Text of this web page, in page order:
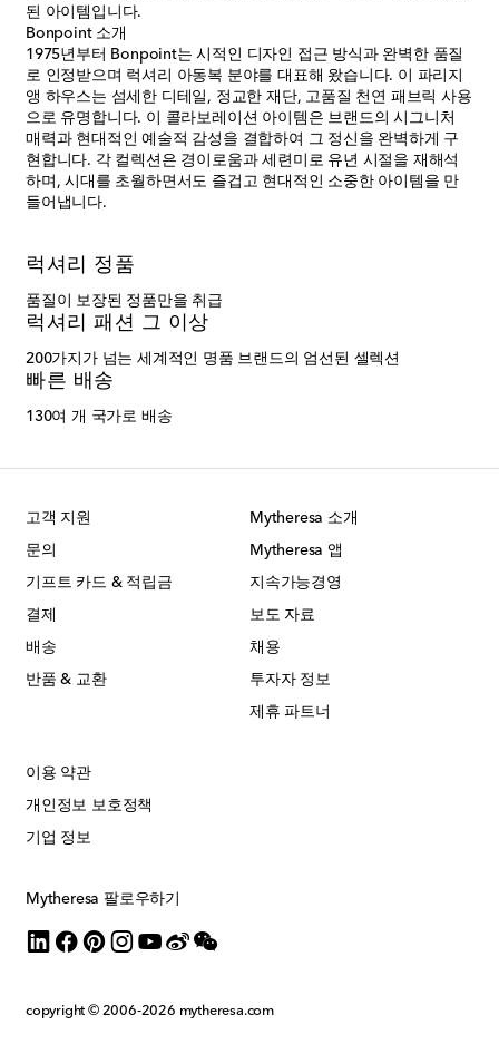
된 아이템입니다.
Bonpoint 소개
1975년부터 Bonpoint는 시적인 디자인 접근 방식과 완벽한 품질
로 인정받으며 럭셔리 아동복 분야를 대표해 왔습니다. 이 파리지
앵 하우스는 섬세한 디테일, 정교한 재단, 고품질 천연 패브릭 사용
으로 유명합니다. 이 콜라보레이션 아이템은 브랜드의 시그니처
매력과 현대적인 예술적 감성을 결합하여 그 정신을 완벽하게 구
현합니다. 각 컬렉션은 경이로움과 세련미로 유년 시절을 재해석
하며, 시대를 초월하면서도 즐겁고 현대적인 소중한 아이템을 만
들어냅니다.
럭셔리 정품
품질이 보장된 정품만을 취급
럭셔리 패션 그 이상
200가지가 넘는 세계적인 명품 브랜드의 엄선된 셀렉션
빠른 배송
130여 개 국가로 배송
고객 지원
문의
기프트 카드 & 적립금
결제
배송
반품 & 교환
Mytheresa 소개
Mytheresa 앱
지속가능경영
보도 자료
채용
투자자 정보
제휴 파트너
이용 약관
개인정보 보호정책
기업 정보
Mytheresa 팔로우하기
copyright © 2006-2026 mytheresa.com